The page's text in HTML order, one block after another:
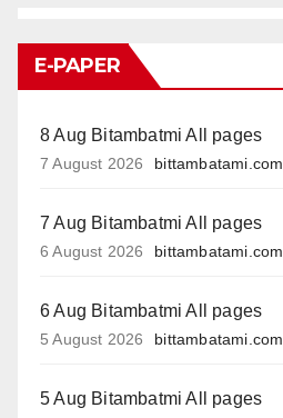
E-PAPER
8 Aug Bitambatmi All pages
7 August 2026 bittambatami.com
7 Aug Bitambatmi All pages
6 August 2026 bittambatami.com
6 Aug Bitambatmi All pages
5 August 2026 bittambatami.com
5 Aug Bitambatmi All pages